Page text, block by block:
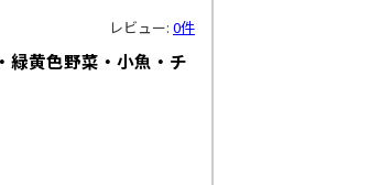
レビュー: 0件
緑黄色野菜・小魚・チ